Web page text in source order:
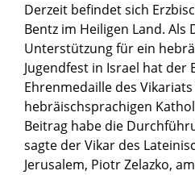
Derzeit befindet sich
Bentz im Heiligen Land. Als
Unterstützung für ein
Jugendfest in Israel hat der
Ehrenmedaille des
hebräischsprachigen
Beitrag habe die
sagte der Vikar des
Jerusalem, Piotr Zelazko,